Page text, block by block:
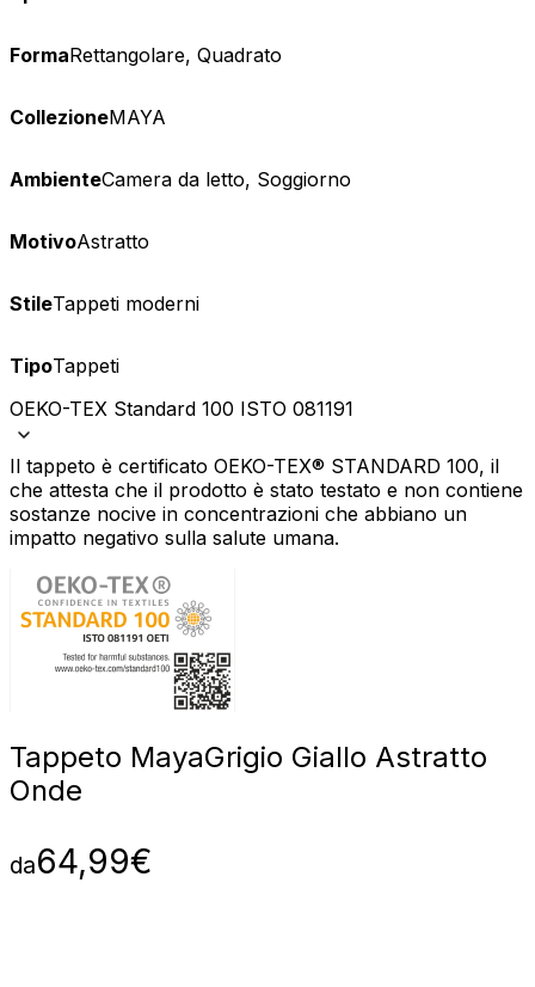
FormaRettangolare, Quadrato
CollezioneMAYA
AmbienteCamera da letto, Soggiorno
MotivoAstratto
StileTappeti moderni
TipoTappeti
OEKO-TEX Standard 100 ISTO 081191
Il tappeto è certificato OEKO-TEX® STANDARD 100, il
che attesta che il prodotto è stato testato e non contiene
sostanze nocive in concentrazioni che abbiano un
impatto negativo sulla salute umana.
Tappeto MayaGrigio Giallo Astratto
Onde
da64,99€